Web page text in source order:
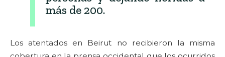
más de 200.
Los atentados en Beirut no recibieron la misma